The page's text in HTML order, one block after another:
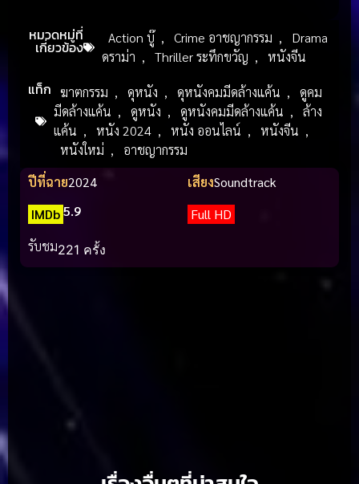
หมวดหมู่ที่
เกี่ยวข้อง
Action บู๊ , Crime อาชญากรรม ,
Drama
ดราม่า , Thriller ระทึกขวัญ , หนังจีน
แท็ก ฆาตกรรม , ดุหนัง , ดุหนังคมมีดล้างแค้น ,
ดูคม
มีดล้างแค้น , ดูหนัง , ดูหนังคมมีดล้างแค้น ,
ล้าง
แค้น , หนัง 2024 , หนัง ออนไลน์ , หนังจีน ,
หนังใหม่ ,
อาชญากรรม
ปีที่ฉาย2024 เสียงSoundtrack
IMDb5.9
Full HD
รับชม221 ครั้ง